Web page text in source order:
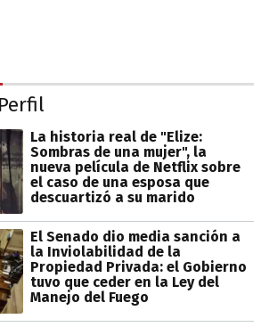
La historia real de "Elize:
Sombras de una mujer", la
nueva película de Netflix sobre
el caso de una esposa que
descuartizó a su marido
El Senado dio media sanción a
la Inviolabilidad de la
Propiedad Privada: el Gobierno
tuvo que ceder en la Ley del
Manejo del Fuego